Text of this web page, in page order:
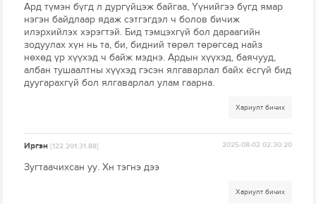
Ард түмэн бүгд л дургүйцэж байгаа, Үүнийгээ бүгд ямар
нэгэн байдлаар ядаж сэтгэгдэл ч болов бичиж
илэрхийлэх хэрэгтэй. Бид тэмцэхгүй бол дараагийн
зодуулах хүн нь та, би, бидний төрөл төрөгсөд найз
нөхөд үр хүүхэд ч байж мэднэ. Ардын хүүхэд, баячууд,
албан тушаалтны хүүхэд гэсэн ялгаварлал байх ёсгүй бид
дуугарахгүй бол ялгаварлал улам гаарна.
Хариулт бичих
Иргэн[122.201.31.88] 2025-08-02 02:30:20
Зугтаачихсан уу. Хн тэгнэ дээ
Хариулт бичих